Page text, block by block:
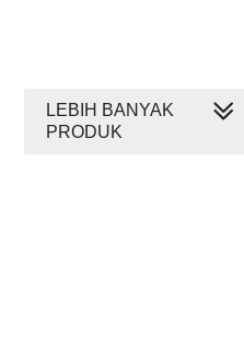
LEBIH BANYAK
PRODUK